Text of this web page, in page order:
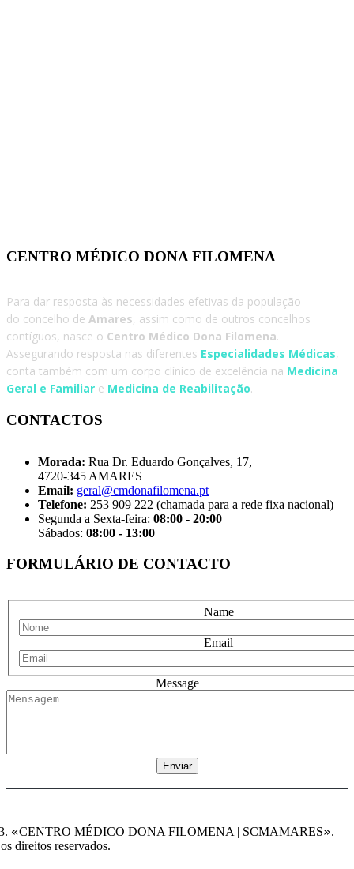
CENTRO MÉDICO DONA FILOMENA
Para dar resposta às necessidades efetivas da população
do concelho de Amares, assim como de outros concelhos
contíguos, nasce o Centro Médico Dona Filomena.
Assegurando resposta nas diferentes Especialidades Médicas,
conta também com um corpo clínico de excelência na Medicina
Geral e Familiar e Medicina de Reabilitação.
CONTACTOS
Morada: Rua Dr. Eduardo Gonçalves, 17,
4720-345 AMARES
Email: geral@cmdonafilomena.pt
Telefone: 253 909 222 (chamada para a rede fixa nacional)
Segunda a Sexta-feira: 08:00 - 20:00
Sábados: 08:00 - 13:00
FORMULÁRIO DE CONTACTO
Name
Email
Message
«CENTRO MÉDICO DONA FILOMENA | SCMAMARES».
direitos reservados.